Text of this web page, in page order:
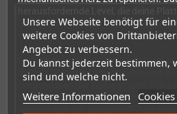
Unsere Webseite benötigt für
weitere Cookies von
Angebot zu verbessern.
Du kannst jederzeit bestimmen,
sind und welche nicht.
Weitere Informationen
Grenze bringen und keinen Platz für
Herausforderung gewachsen?
Mit sieben einzigartigen Enden, die
du dein Schicksal entscheiden und
Erlebnis suchen, führt der Remix-